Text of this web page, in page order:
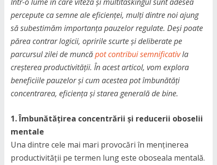
percepute ca semne ale eficienței, mulți dintre noi ajung
să subestimăm importanța pauzelor regulate. Deși poate
părea contrar logicii, opririle scurte și deliberate pe
parcursul zilei de muncăpot contribui semnificativla
creșterea productivității. În acest articol, vom explora
beneficiile pauzelor și cum acestea pot îmbunătăți
concentrarea, eficiența și starea generală de bine.
1. Îmbunătățirea concentrării și reducerii oboselii
mentale
Una dintre cele mai mari provocări în menținerea
productivității pe termen lung este oboseala mentală.